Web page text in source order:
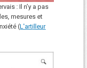
: Il n’y a pas
mesures et
(L'arti lleur